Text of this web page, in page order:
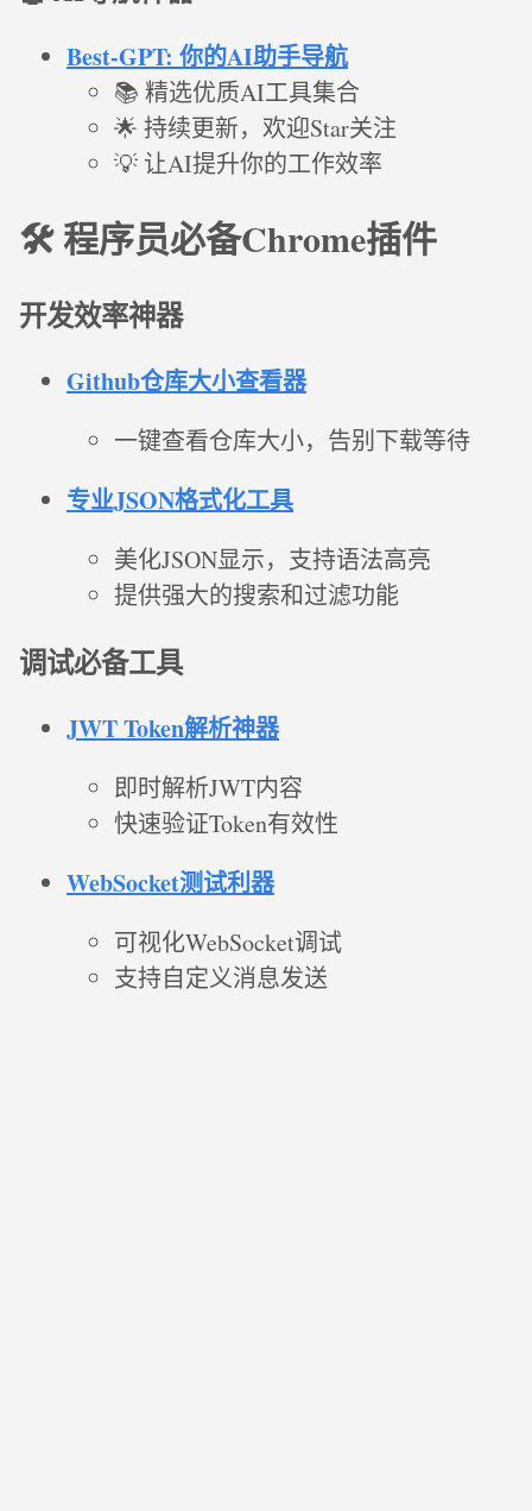
Best-GPT: 你的AI助手导航
📚 精选优质AI工具集合
🌟 持续更新，欢迎Star关注
💡 让AI提升你的工作效率
🛠️ 程序员必备Chrome插件
开发效率神器
Github仓库大小查看器
一键查看仓库大小，告别下载等待
专业JSON格式化工具
美化JSON显示，支持语法高亮
提供强大的搜索和过滤功能
调试必备工具
JWT Token解析神器
即时解析JWT内容
快速验证Token有效性
WebSocket测试利器
可视化WebSocket调试
支持自定义消息发送